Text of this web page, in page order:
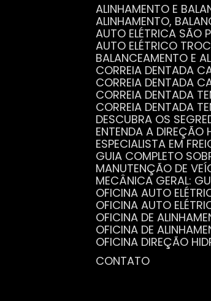
ALINHAMENTO E
ALINHAMENTO,
AUTO ELÉTRICA
AUTO ELÉTRICO
BALANCEAMENTO E
CORREIA DENTADA
CORREIA DENTADA
CORREIA DENTADA
CORREIA DENTADA
DESCUBRA OS
ENTENDA A
ESPECIALISTA EM
GUIA COMPLETO
MANUTENÇÃO DE
MECÂNICA GERAL:
OFICINA AUTO
OFICINA AUTO
OFICINA DE
OFICINA DE
OFICINA DIREÇÃO
OFICINA MECÂNICA
POR QUE A REVISÃO
SERVIÇO DE
VANTAGENS
CONTATO